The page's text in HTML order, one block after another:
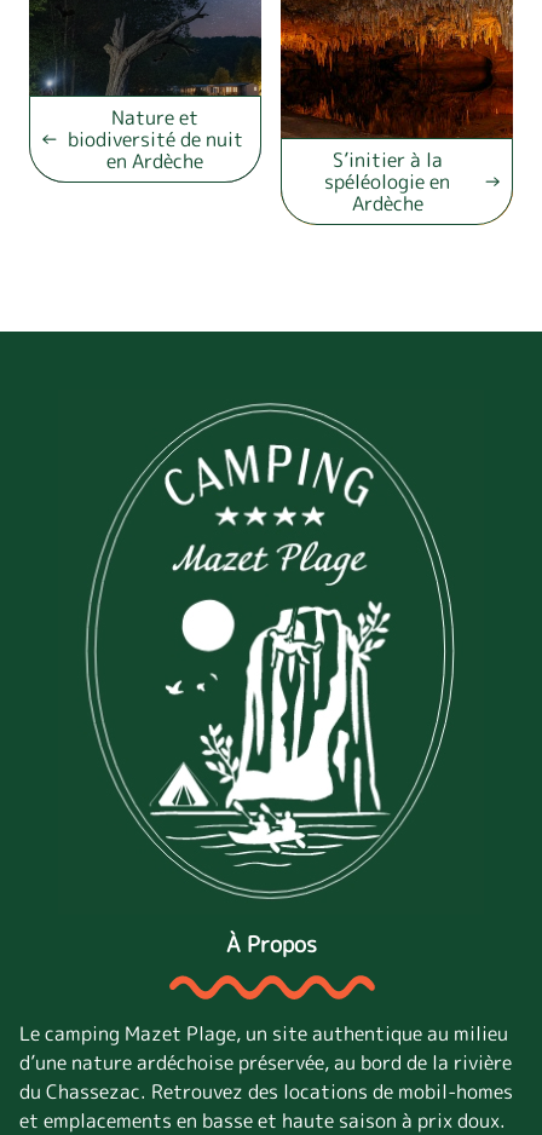
Nature et
biodiversité de nuit
en Ardèche
S’initier à la
spéléologie en
Ardèche
À Propos
Le camping Mazet Plage, un site authentique au milieu
d’une nature ardéchoise préservée, au bord de la rivière
du Chassezac. Retrouvez des locations de mobil-homes
et emplacements en basse et haute saison à prix doux.